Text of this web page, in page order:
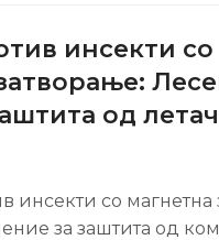
инсекти со
од
инсекти со магнетна
за заштита од